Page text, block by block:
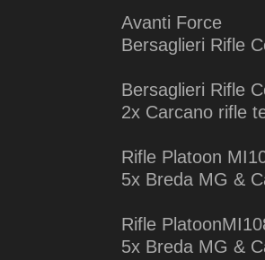
Avanti Force
Bersaglieri Rifle
Bersaglieri Rifle
2x Carcano rifle
Rifle Platoon
5x Breda MG &
Rifle
5x Breda MG &